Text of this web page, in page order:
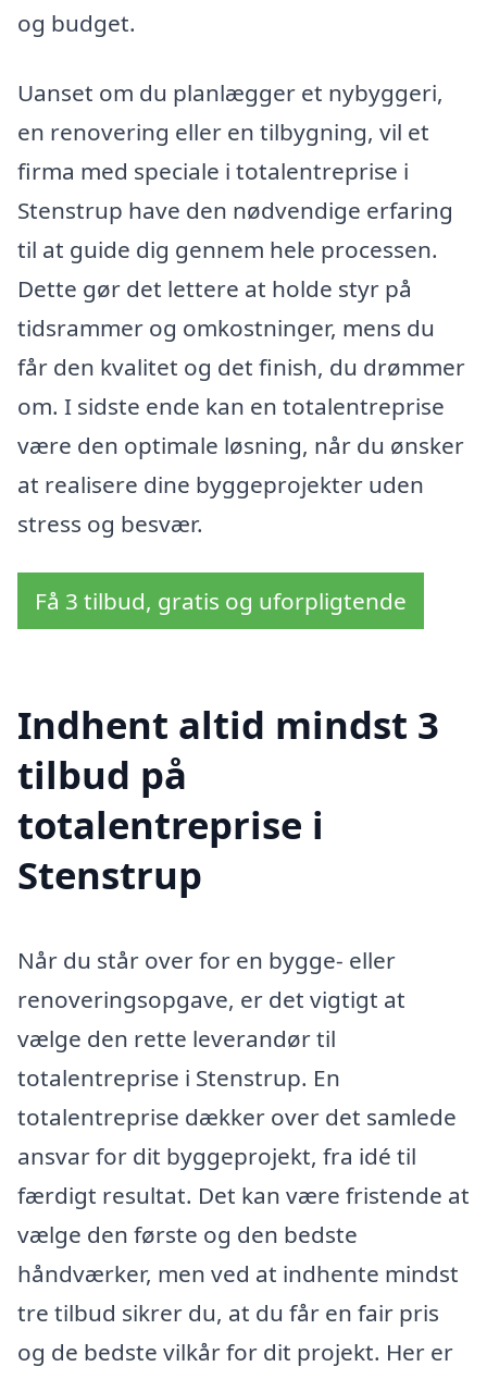
og budget.
Uanset om du planlægger et nybyggeri,
en renovering eller en tilbygning, vil et
firma med speciale i totalentreprise i
Stenstrup have den nødvendige erfaring
til at guide dig gennem hele processen.
Dette gør det lettere at holde styr på
tidsrammer og omkostninger, mens du
får den kvalitet og det finish, du drømmer
om. I sidste ende kan en totalentreprise
være den optimale løsning, når du ønsker
at realisere dine byggeprojekter uden
stress og besvær.
Få 3 tilbud, gratis og uforpligtende
Indhent altid mindst 3
tilbud på
totalentreprise i
Stenstrup
Når du står over for en bygge- eller
renoveringsopgave, er det vigtigt at
vælge den rette leverandør til
totalentreprise i Stenstrup. En
totalentreprise dækker over det samlede
ansvar for dit byggeprojekt, fra idé til
færdigt resultat. Det kan være fristende at
vælge den første og den bedste
håndværker, men ved at indhente mindst
tre tilbud sikrer du, at du får en fair pris
og de bedste vilkår for dit projekt. Her er